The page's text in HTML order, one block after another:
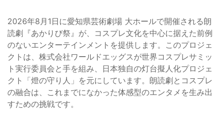
2026年8月1日に愛知県芸術劇場 大ホールで開催される朗
読劇『あかりび祭』が、コスプレ文化を中心に据えた前例
のないエンターテインメントを提供します。このプロジェ
クトは、株式会社ワールドエッグスが世界コスプレサミッ
ト実行委員会と手を組み、日本独自の灯台擬人化プロジェ
クト「燈の守り人」を元にしています。朗読劇とコスプレ
の融合は、これまでになかった体感型のエンタメを生み出
すための挑戦です。